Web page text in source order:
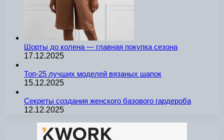
Шорты до колена — главная покупка сезона
17.12.2025
Топ-25 лучших моделей вязаных шапок
15.12.2025
Секреты создания женского базового гардероба
12.12.2025